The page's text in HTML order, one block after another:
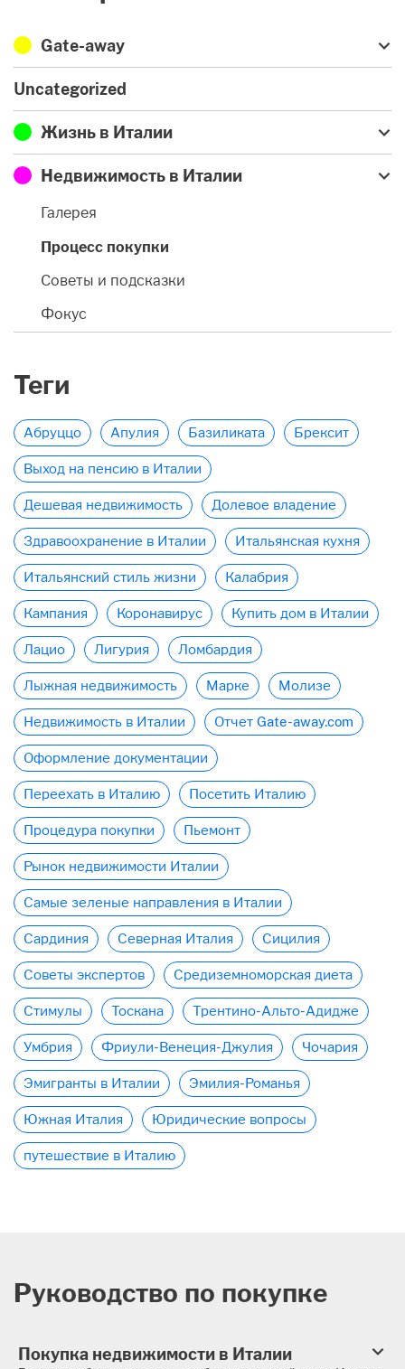
Gate-away
Uncategorized
Жизнь в Италии
Недвижимость в Италии
Галерея
Процесс покупки
Советы и подсказки
Фокус
Теги
Абруццо Апулия Базиликата Брексит
Выход на пенсию в Италии
Дешевая недвижимость Долевое владение
Здравоохранение в Италии Итальянская кухня
Итальянский стиль жизни Калабрия
Кампания Коронавирус Купить дом в Италии
Лацио Лигурия Ломбардия
Лыжная недвижимость Марке Молизе
Недвижимость в Италии Отчет Gate-away.com
Оформление документации
Переехать в Италию Посетить Италию
Процедура покупки Пьемонт
Рынок недвижимости Италии
Самые зеленые направления в Италии
Сардиния Северная Италия Сицилия
Советы экспертов Средиземноморская диета
Стимулы Тоскана Трентино-Альто-Адидже
Умбрия Фриули-Венеция-Джулия Чочария
Эмигранты в Италии Эмилия-Романья
Южная Италия Юридические вопросы
путешествие в Италию
Руководство по покупке
Покупка недвижимости в Италии